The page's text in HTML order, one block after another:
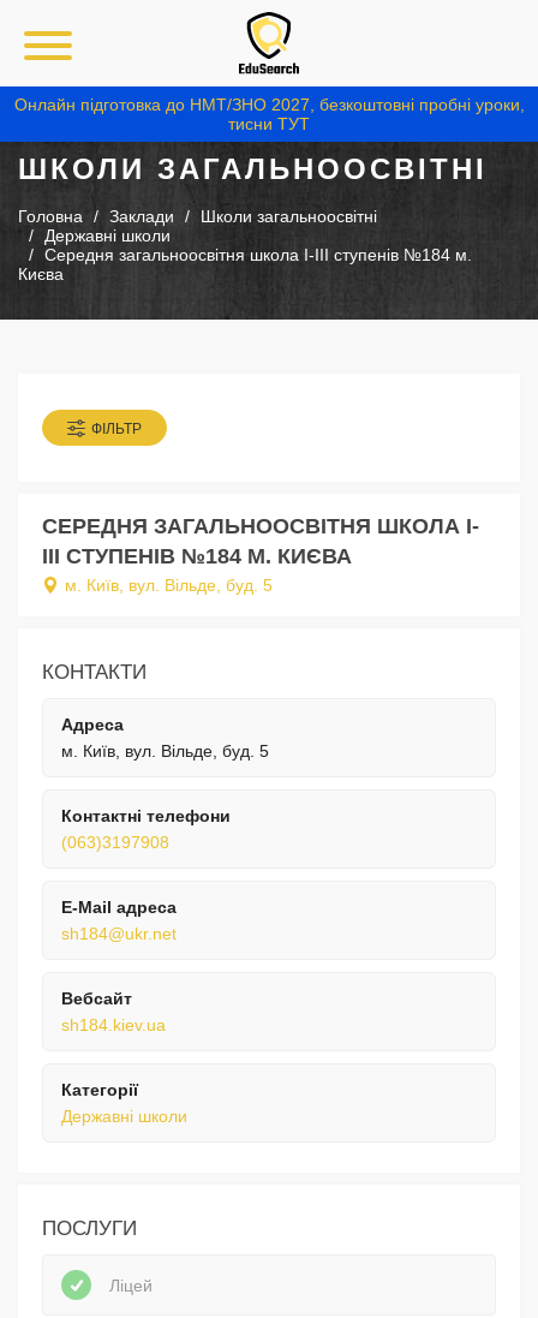
Онлайн підготовка до НМТ/ЗНО 2027, безкоштовні пробні уроки,
тисни ТУТ
ШКОЛИ ЗАГАЛЬНООСВІТНІ
Головна Заклади
Школи загальноосвітні
Державні школи
Середня загальноосвітня школа І-ІІІ ступенів №184 м.
Києва
ФІЛЬТР
СЕРЕДНЯ ЗАГАЛЬНООСВІТНЯ ШКОЛА І-
ІІІ СТУПЕНІВ №184 М. КИЄВА
м. Київ, вул. Вільде, буд. 5
КОНТАКТИ
Адреса
м. Київ, вул. Вільде, буд. 5
Контактні телефони
(063)3197908
E-Mail адреса
sh184@ukr.net
Вебсайт
sh184.kiev.ua
Категорії
Державні школи
ПОСЛУГИ
Ліцей